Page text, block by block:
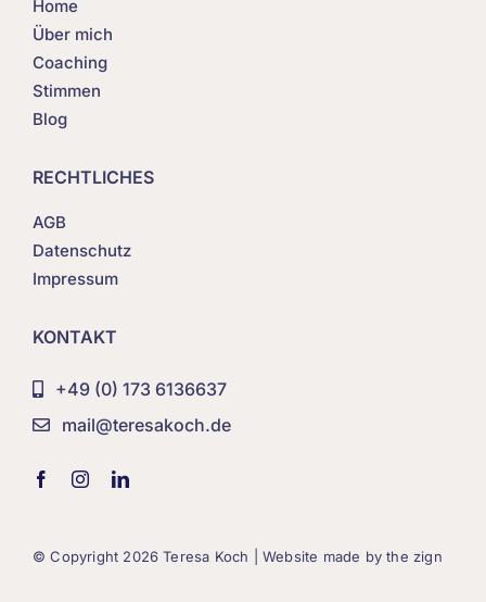
Home
Über mich
Coaching
Stimmen
Blog
RECHTLICHES
AGB
Datenschutz
Impressum
KONTAKT
+49 (0) 173 6136637
mail@teresakoch.de
© Copyright 2026 Teresa Koch | Website made bythe zign